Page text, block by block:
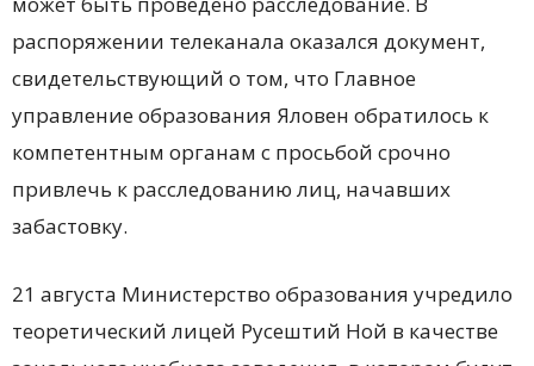
распоряжении телеканала оказался документ,
свидетельствующий о том, что Главное
управление образования Яловен обратилось к
компетентным органам с просьбой срочно
привлечь к расследованию лиц, начавших
забастовку.
21 августа Министерство образования учредило
теоретический лицей Русештий Ной в качестве